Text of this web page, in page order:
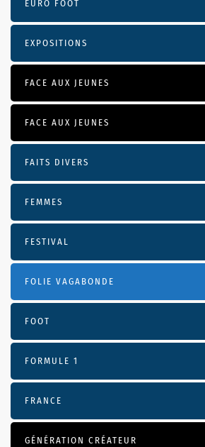
EURO FOOT
EXPOSITIONS
FACE AUX JEUNES
FACE AUX JEUNES
FAITS DIVERS
FEMMES
FESTIVAL
FOLIE VAGABONDE
FOOT
FORMULE 1
FRANCE
GÉNÉRATION CRÉATEUR